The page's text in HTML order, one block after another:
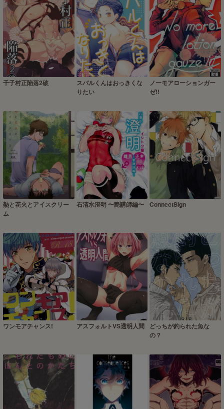
千子村正陥落2破
スバルくんはおっきくな
りたい
ノーモアローションガー
ゼ!!
熱と花火とアイスクリー
ム
石清水澄明 〜艶講師編〜 ConnectSign
ワンモアチャンス! アスフォルトVS透明人間
どっちが釣られた魚な
の？